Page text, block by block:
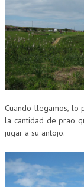
Cuando llegamos, lo
la cantidad de prao
jugar a su antojo.